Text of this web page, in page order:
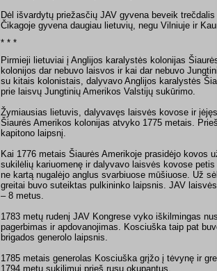
Dėl išvardytų priežasčių JAV gyvena beveik
Čikagoje gyvena daugiau lietuvių, negu Vilniuje ir
* * *
Pirmieji lietuviai į Anglijos karalystės kolonijas
kolonijos dar nebuvo laisvos ir kai dar nebuvo
su kitais kolonistais, dalyvavo Anglijos karalystės
prie laisvų Jungtinių Amerikos Valstijų sukūrimo.
Žymiausias lietuvis, dalyvavęs laisvės kovose ir
Šiaurės Amerikos kolonijas atvyko 1775 metais.
kapitono laipsnį.
Kai 1776 metais Šiaurės Amerikoje prasidėjo kovos
sukilėlių kariuomenę ir dalyvavo laisvės kovose
ne kartą nugalėjo anglus svarbiuose mūšiuose. Už
greitai buvo suteiktas pulkininko laipsnis. JAV
– 8 metus.
1783 metų rudenį JAV Kongrese vyko iškilmingas
pagerbimas ir apdovanojimas. Kosciuška taip pat
brigados generolo laipsnis.
1785 metais generolas Kosciuška grįžo į tėvynę ir
1794 metų sukilimui prieš rusų okupantus.